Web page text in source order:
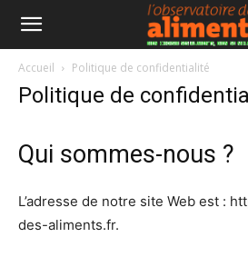
Accueil Politique de confidentialité
Politique de
Qui sommes-nous ?
L’adresse de notre site Web est :
des-aliments.fr.